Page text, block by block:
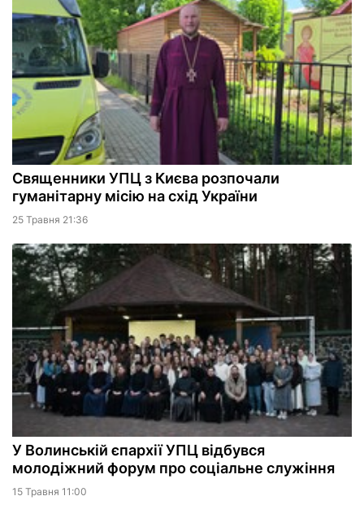
Священники УПЦ з Києва розпочали
гуманітарну місію на схід України
25 Травня 21:36
У Волинській єпархії УПЦ відбувся
молодіжний форум про соціальне служіння
15 Травня 11:00